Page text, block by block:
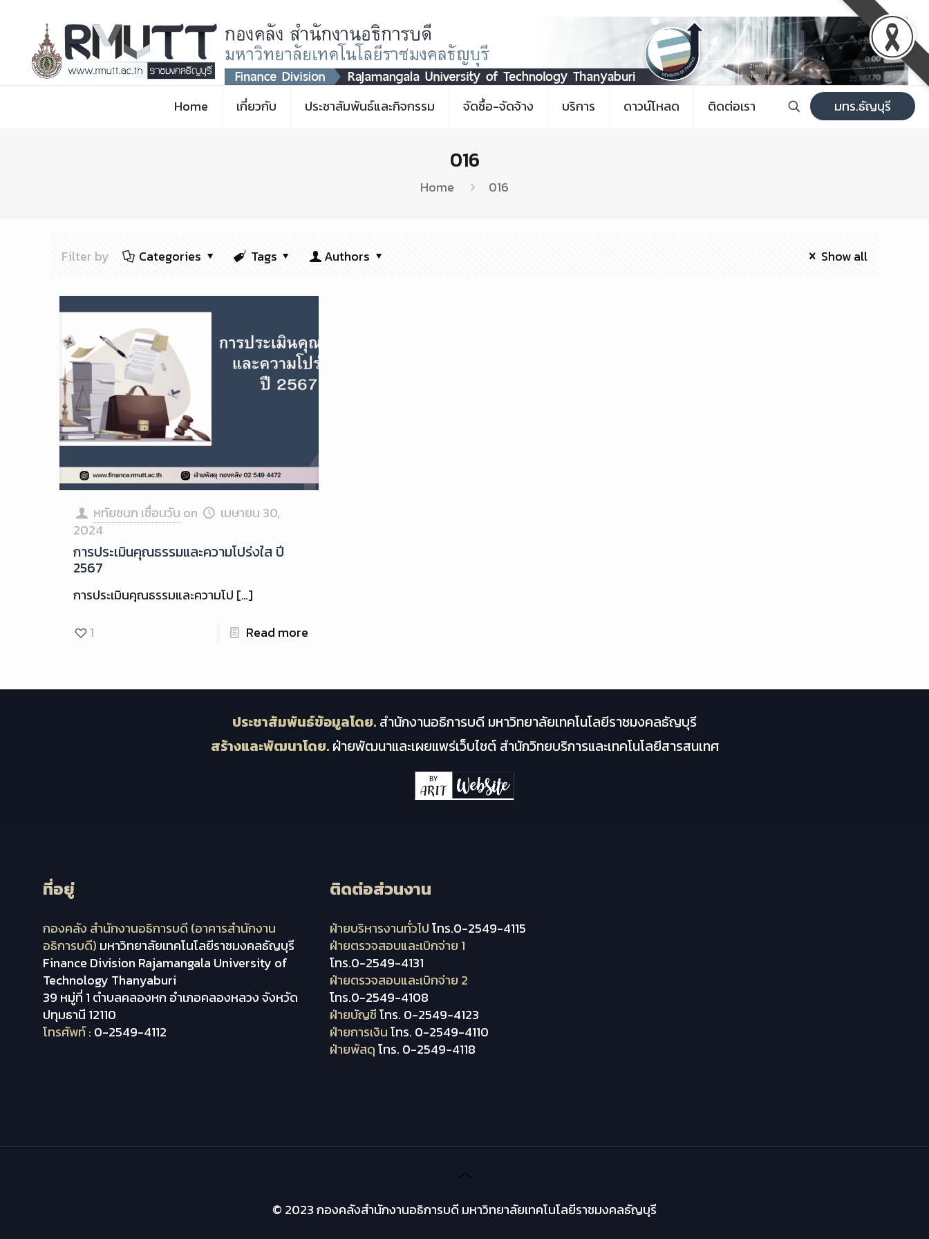
Home เกี่ยวกับ ประชาสัมพันธ์และกิจกรรม จัดซื้อ-จัดจ้าง บริการ ดาวน์โหลด ติดต่อเรา มทร.ธัญบุรี
016
Home 016
Filter by Categories Tags Authors Show all
หทัยชนก เขื่อนวัน on
เมษายน 30,
2024
การประเมินคุณธรรมและความโปร่งใส ปี
2567
การประเมินคุณธรรมและความโป […]
1
Read more
ประชาสัมพันธ์ข้อมูลโดย. สำนักงานอธิการบดี มหาวิทยาลัยเทคโนโลยีราชมงคลธัญบุรี
สร้างและพัฒนาโดย.ฝ่ายพัฒนาและเผยแพร่เว็บไซต์ สำนักวิทยบริการและเทคโนโลยีสารสนเทศ
ที่อยู่
กองคลัง สำนักงานอธิการบดี (อาคารสำนักงาน
อธิการบดี) มหาวิทยาลัยเทคโนโลยีราชมงคลธัญบุรี
Finance Division Rajamangala University of
Technology Thanyaburi
39 หมู่ที่ 1 ตำบลคลองหก อำเภอคลองหลวง จังหวัด
ปทุมธานี 12110
โทรศัพท์ : 0-2549-4112
ติดต่อส่วนงาน
ฝ่ายบริหารงานทั่วไปโทร.0-2549-4115
ฝ่ายตรวจสอบและเบิกจ่าย 1
โทร.0-2549-4131
ฝ่ายตรวจสอบและเบิกจ่าย 2
โทร.0-2549-4108
ฝ่ายบัญชีโทร. 0-2549-4123
ฝ่ายการเงินโทร. 0-2549-4110
ฝ่ายพัสดุโทร. 0-2549-4118
© 2023 กองคลังสำนักงานอธิการบดี มหาวิทยาลัยเทคโนโลยีราชมงคลธัญบุรี